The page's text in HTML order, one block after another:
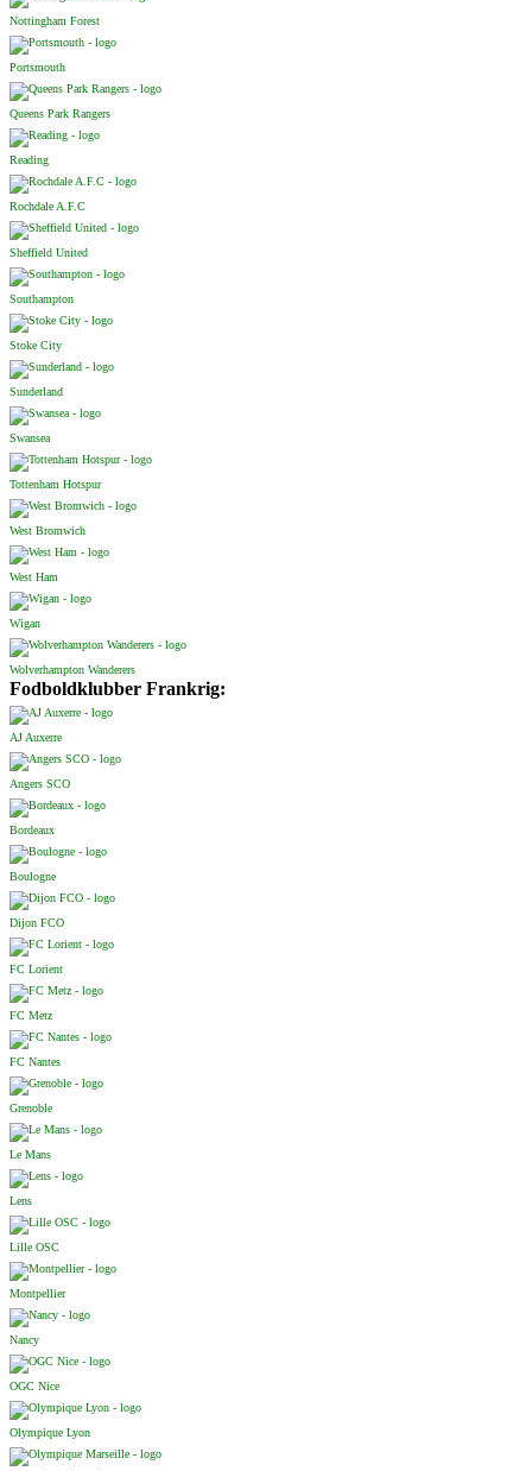
Nottingham Forest
Portsmouth
Queens Park Rangers
Reading
Rochdale A.F.C
Sheffield United
Southampton
Stoke City
Sunderland
Swansea
Tottenham Hotspur
West Bromwich
West Ham
Wigan
Wolverhampton Wanderers
Fodboldklubber Frankrig:
AJ Auxerre
Angers SCO
Bordeaux
Boulogne
Dijon FCO
FC Lorient
FC Metz
FC Nantes
Grenoble
Le Mans
Lens
Lille OSC
Montpellier
Nancy
OGC Nice
Olympique Lyon